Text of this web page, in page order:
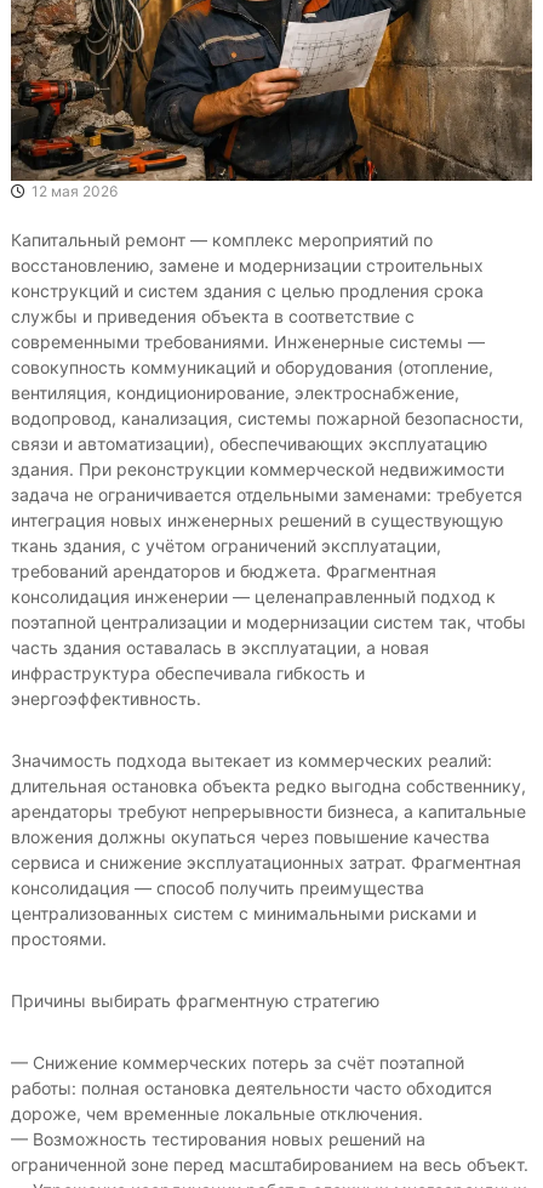
12 мая 2026
Капитальный ремонт — комплекс мероприятий по
восстановлению, замене и модернизации строительных
конструкций и систем здания с целью продления срока
службы и приведения объекта в соответствие с
современными требованиями. Инженерные системы —
совокупность коммуникаций и оборудования (отопление,
вентиляция, кондиционирование, электроснабжение,
водопровод, канализация, системы пожарной безопасности,
связи и автоматизации), обеспечивающих эксплуатацию
здания. При реконструкции коммерческой недвижимости
задача не ограничивается отдельными заменами: требуется
интеграция новых инженерных решений в существующую
ткань здания, с учётом ограничений эксплуатации,
требований арендаторов и бюджета. Фрагментная
консолидация инженерии — целенаправленный подход к
поэтапной централизации и модернизации систем так, чтобы
часть здания оставалась в эксплуатации, а новая
инфраструктура обеспечивала гибкость и
энергоэффективность.
Значимость подхода вытекает из коммерческих реалий:
длительная остановка объекта редко выгодна собственнику,
арендаторы требуют непрерывности бизнеса, а капитальные
вложения должны окупаться через повышение качества
сервиса и снижение эксплуатационных затрат. Фрагментная
консолидация — способ получить преимущества
централизованных систем с минимальными рисками и
простоями.
Причины выбирать фрагментную стратегию
— Снижение коммерческих потерь за счёт поэтапной
работы: полная остановка деятельности часто обходится
дороже, чем временные локальные отключения.
— Возможность тестирования новых решений на
ограниченной зоне перед масштабированием на весь объект.